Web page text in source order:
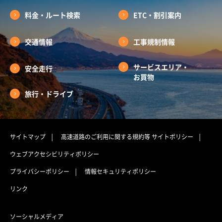
料金・ルート検索 ETC・割引案内
交通情報 工事規制情報
安全走行
サービスエリア・
お買物
旅行・ドライブ
サイトマップ 高速道路のご利用に関する規約等サイトポリシー
ウェブアクセシビリティポリシー
プライバシーポリシー
情報セキュリティポリシー
リンク
ソーシャルメディア